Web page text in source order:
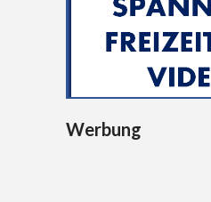
Werbung